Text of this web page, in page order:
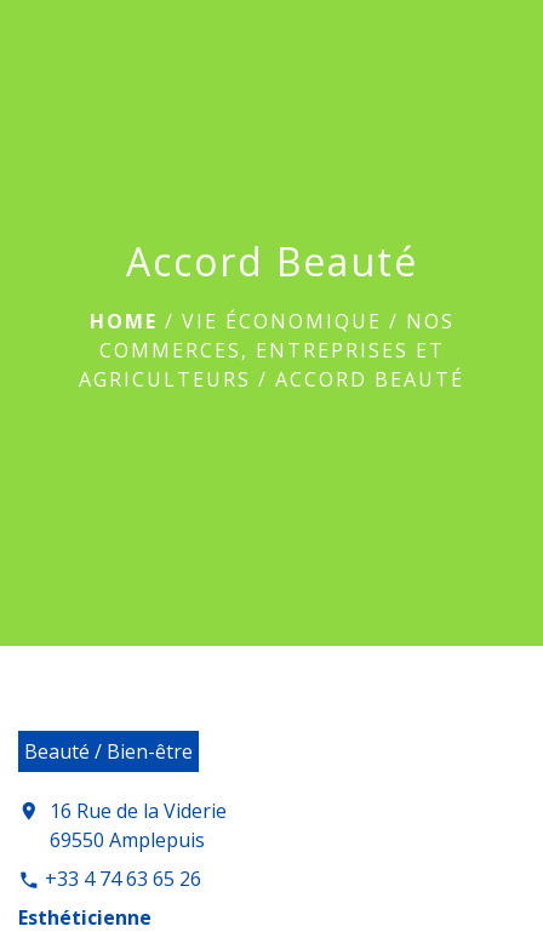
Accord Beauté
HOME / VIE ÉCONOMIQUE / NOS
COMMERCES, ENTREPRISES ET
AGRICULTEURS / ACCORD BEAUTÉ
Beauté / Bien-être
location_on
16 Rue de la Viderie
69550 Amplepuis
phone +33 4 74 63 65 26
Esthéticienne